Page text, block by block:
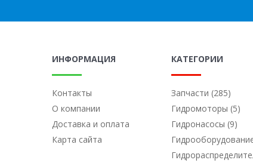
ИНФОРМАЦИЯ
Контакты
О компании
Доставка и оплата
Карта сайта
КАТЕГОРИИ
Запчасти (285)
Гидромоторы (5)
Гидронасосы (9)